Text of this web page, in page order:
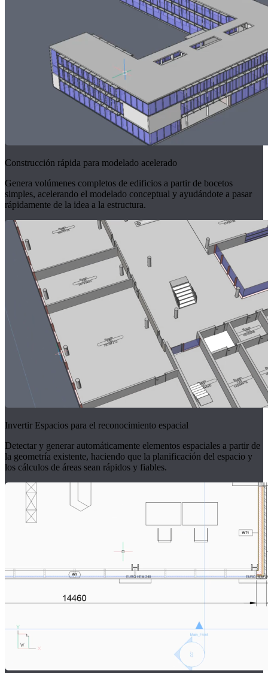
Construcción rápida para modelado acelerado
Genera volúmenes completos de edificios a partir de bocetos
simples, acelerando el modelado conceptual y ayudándote a pasar
rápidamente de la idea a la estructura.
Invertir Espacios para el reconocimiento espacial
Detectar y generar automáticamente elementos espaciales a partir de
la geometría existente, haciendo que la planificación del espacio y
los cálculos de áreas sean rápidos y fiables.